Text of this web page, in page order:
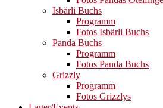
Isbärli Buchs
Programm
Fotos Isbärli Buchs
Panda Buchs
Programm
Fotos Panda Buchs
Grizzly
Programm
Fotos Grizzlys